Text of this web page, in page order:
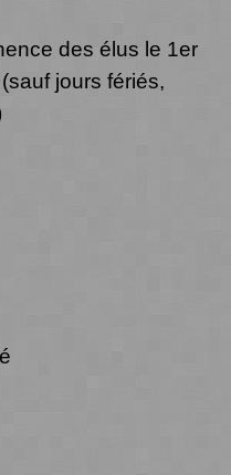
des élus le 1er
jours fériés,